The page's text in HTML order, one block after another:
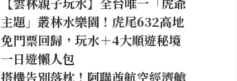
主題」叢林水樂園！虎尾632高地
免門票回歸，玩水＋4大順遊秘境
一日遊懶人包
搭機告別落枕！阿聯酋航空經濟艙